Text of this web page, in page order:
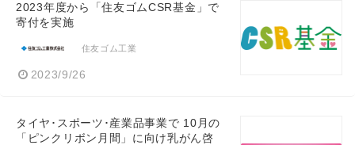
2023年度から「住友ゴムCSR基金」で
寄付を実施
住友ゴム工業
2023/9/26
タイヤ･スポーツ･産業品事業で 10月の
「ピンクリボン月間」に向け乳がん啓